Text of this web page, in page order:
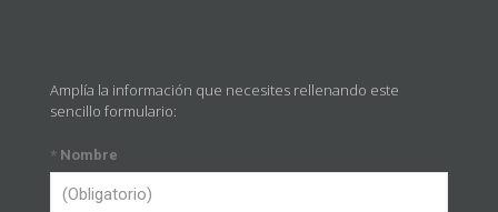
Amplía la información que necesites rellenando este
sencillo formulario:
* Nombre